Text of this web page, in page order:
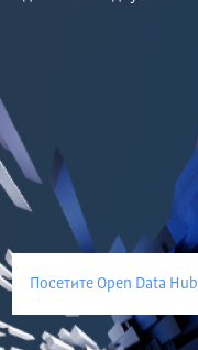
Посетите Open Data Hub